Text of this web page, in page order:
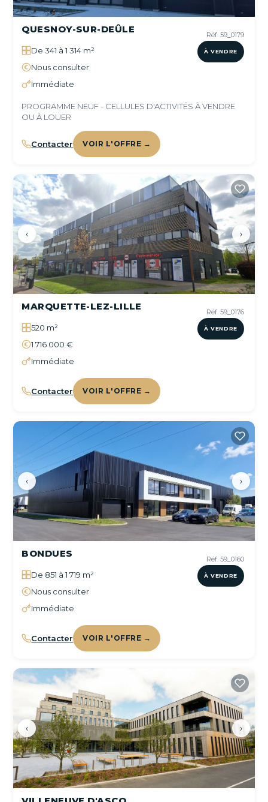
Réf. 59_0179
À VENDRE
QUESNOY-SUR-DEÛLE
De 341 à 1 314 m²
Nous consulter
Immédiate
PROGRAMME NEUF - CELLULES D'ACTIVITÉS À VENDRE
OU À LOUER
Contacter VOIR L'OFFRE →
‹ ›
Réf. 59_0176
À VENDRE
MARQUETTE-LEZ-LILLE
520 m²
1 716 000 €
Immédiate
Contacter VOIR L'OFFRE →
‹ ›
Réf. 59_0160
À VENDRE
BONDUES
De 851 à 1 719 m²
Nous consulter
Immédiate
Contacter VOIR L'OFFRE →
‹ ›